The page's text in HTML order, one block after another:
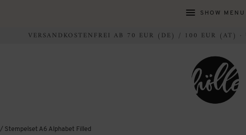
SHOW MENU
VERSANDKOSTENFREI AB 70 EUR (DE) / 100 EUR (AT)
/ Stempelset A6 Alphabet Filled